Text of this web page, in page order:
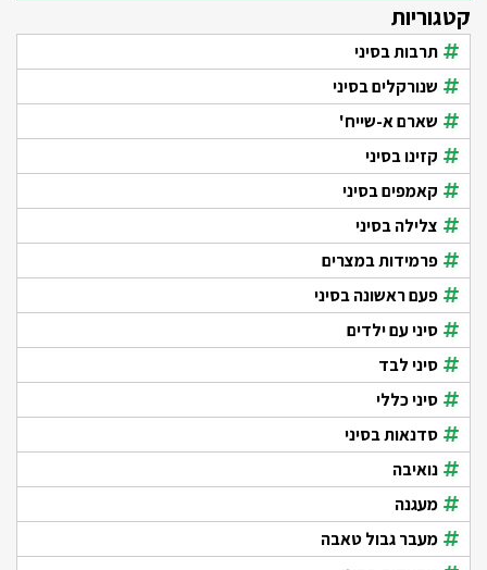
קטגוריות
תרבות בסיני
שנורקלים בסיני
שארם א-שייח'
קזינו בסיני
קאמפים בסיני
צלילה בסיני
פרמידות במצרים
פעם ראשונה בסיני
סיני עם ילדים
סיני לבד
סיני כללי
סדנאות בסיני
נואיבה
מעגנה
מעבר גבול טאבה